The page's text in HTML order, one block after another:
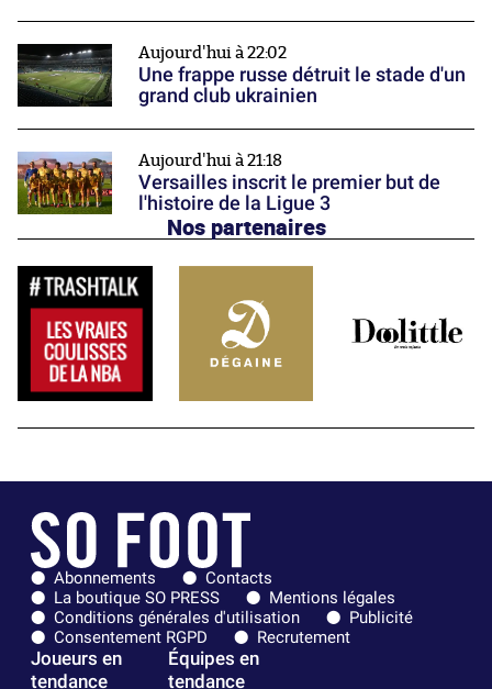
Aujourd'hui à 22:02
Une frappe russe détruit le stade d'un
grand club ukrainien
Aujourd'hui à 21:18
Versailles inscrit le premier but de
l'histoire de la Ligue 3
Nos partenaires
Abonnements
Contacts
La boutique SO PRESS
Mentions légales
Conditions générales d'utilisation
Publicité
Consentement RGPD
Recrutement
Joueurs en
tendance
Équipes en
tendance